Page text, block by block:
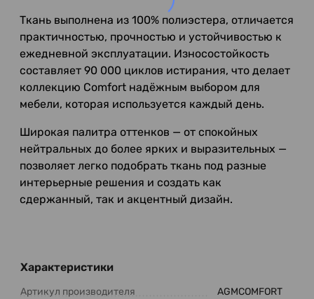
Ткань выполнена из 100% полиэстера, отличается
практичностью, прочностью и устойчивостью к
ежедневной эксплуатации. Износостойкость
составляет 90 000 циклов истирания, что делает
коллекцию Comfort надёжным выбором для
мебели, которая используется каждый день.
Широкая палитра оттенков — от спокойных
нейтральных до более ярких и выразительных —
позволяет легко подобрать ткань под разные
интерьерные решения и создать как
сдержанный, так и акцентный дизайн.
Характеристики
Артикул производителя AGMCOMFORT